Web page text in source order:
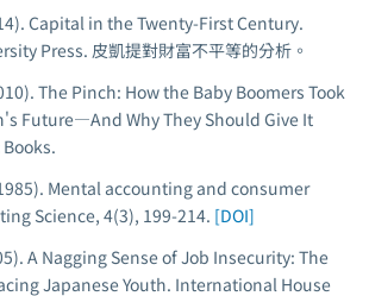
Capital in the Twenty-First Century.
Press. 皮凱提對財富不平等的分析。
The Pinch: How the Baby Boomers Took
Future—And Why They Should Give It
Mental accounting and consumer
Science, 4(3), 199-214. [DOI]
A Nagging Sense of Job Insecurity: The
Japanese Youth. International House